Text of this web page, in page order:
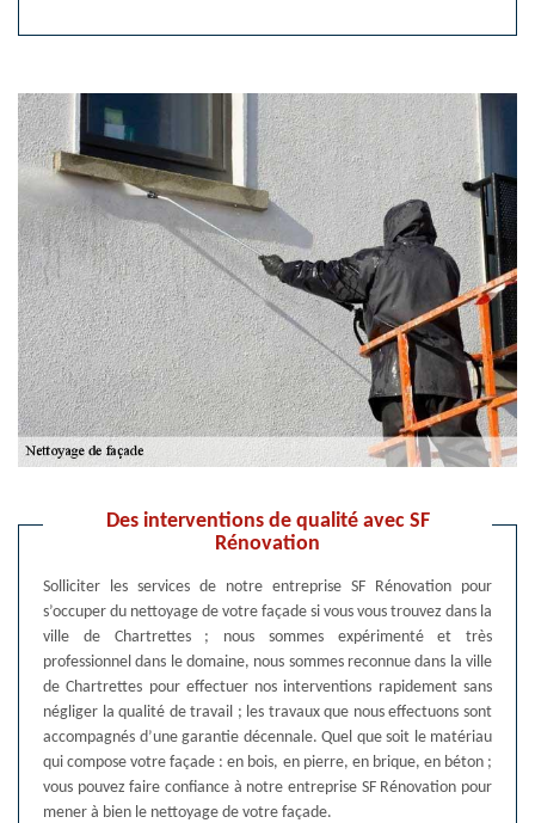
Des interventions de qualité avec SF
Rénovation
Solliciter les services de notre entreprise SF Rénovation pour
s’occuper du nettoyage de votre façade si vous vous trouvez dans la
ville de Chartrettes ; nous sommes expérimenté et très
professionnel dans le domaine, nous sommes reconnue dans la ville
de Chartrettes pour effectuer nos interventions rapidement sans
négliger la qualité de travail ; les travaux que nous effectuons sont
accompagnés d’une garantie décennale. Quel que soit le matériau
qui compose votre façade : en bois, en pierre, en brique, en béton ;
vous pouvez faire confiance à notre entreprise SF Rénovation pour
mener à bien le nettoyage de votre façade.